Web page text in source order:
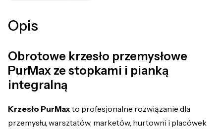
Opis
Obrotowe krzesło przemysłowe
PurMax ze stopkami i pianką
integralną
Krzesło PurMax to profesjonalne rozwiązanie dla
przemysłu, warsztatów, marketów, hurtowni i placówek